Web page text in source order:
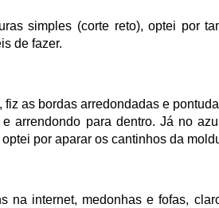
simples (corte reto), optei por
de fazer.
fiz as bordas arredondadas e
arrendondo para dentro. Já no
por aparar os cantinhos da
na internet, medonhas e fofas,